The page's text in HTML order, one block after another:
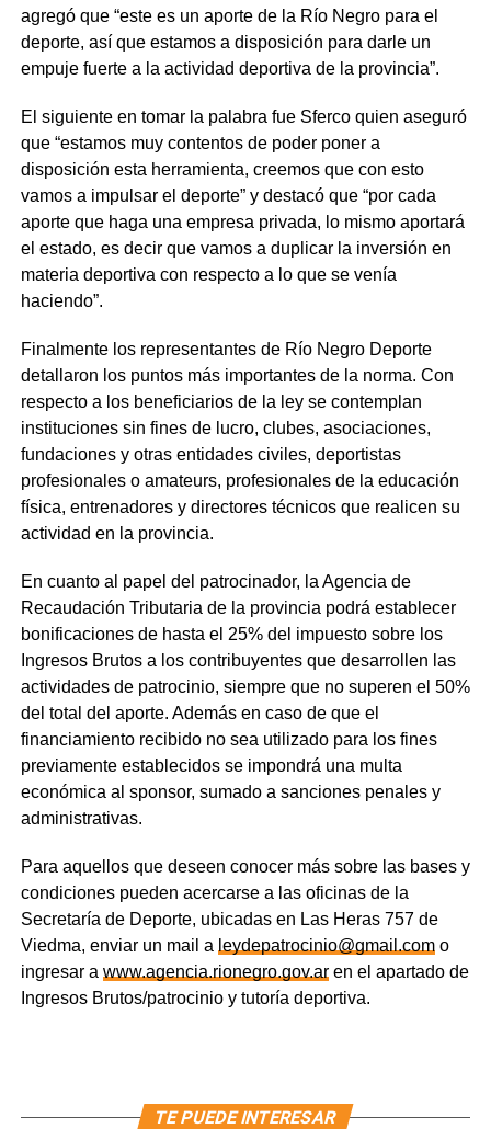
agregó que “este es un aporte de la Río Negro para el
deporte, así que estamos a disposición para darle un
empuje fuerte a la actividad deportiva de la provincia”.
El siguiente en tomar la palabra fue Sferco quien aseguró
que “estamos muy contentos de poder poner a
disposición esta herramienta, creemos que con esto
vamos a impulsar el deporte” y destacó que “por cada
aporte que haga una empresa privada, lo mismo aportará
el estado, es decir que vamos a duplicar la inversión en
materia deportiva con respecto a lo que se venía
haciendo”.
Finalmente los representantes de Río Negro Deporte
detallaron los puntos más importantes de la norma. Con
respecto a los beneficiarios de la ley se contemplan
instituciones sin fines de lucro, clubes, asociaciones,
fundaciones y otras entidades civiles, deportistas
profesionales o amateurs, profesionales de la educación
física, entrenadores y directores técnicos que realicen su
actividad en la provincia.
En cuanto al papel del patrocinador, la Agencia de
Recaudación Tributaria de la provincia podrá establecer
bonificaciones de hasta el 25% del impuesto sobre los
Ingresos Brutos a los contribuyentes que desarrollen las
actividades de patrocinio, siempre que no superen el 50%
del total del aporte. Además en caso de que el
financiamiento recibido no sea utilizado para los fines
previamente establecidos se impondrá una multa
económica al sponsor, sumado a sanciones penales y
administrativas.
Para aquellos que deseen conocer más sobre las bases y
condiciones pueden acercarse a las oficinas de la
Secretaría de Deporte, ubicadas en Las Heras 757 de
Viedma, enviar un mail a leydepatrocinio@gmail.como
ingresar a www.agencia.rionegro.gov.aren el apartado de
Ingresos Brutos/patrocinio y tutoría deportiva.
TE PUEDE INTERESAR